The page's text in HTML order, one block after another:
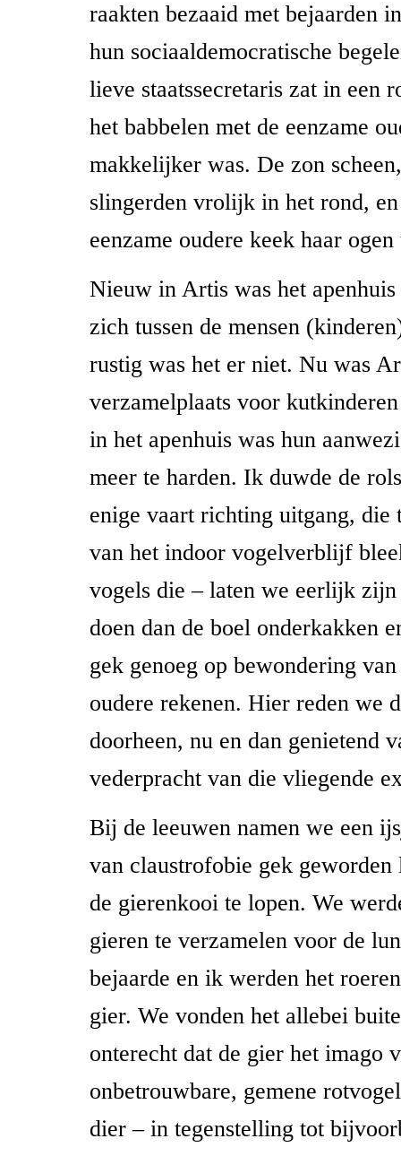
raakten bezaaid met bejaarden
hun sociaaldemocratische
lieve staatssecretaris zat in een
het babbelen met de eenzame
makkelijker was. De zon
slingerden vrolijk in het rond,
eenzame oudere keek haar
Nieuw in Artis was het apenhuis
zich tussen de mensen
rustig was het er niet. Nu was
verzamelplaats voor
in het apenhuis was hun
meer te harden. Ik duwde de
enige vaart richting uitgang, die
van het indoor vogelverblijf
vogels die – laten we eerlijk
doen dan de boel onderkakken
gek genoeg op bewondering
oudere rekenen. Hier reden we
doorheen, nu en dan genietend
vederpracht van die vliegende
Bij de leeuwen namen we een
van claustrofobie gek
de gierenkooi te lopen. We
gieren te verzamelen voor de
bejaarde en ik werden het
gier. We vonden het allebei
onterecht dat de gier het imago
onbetrouwbare, gemene
dier – in tegenstelling tot